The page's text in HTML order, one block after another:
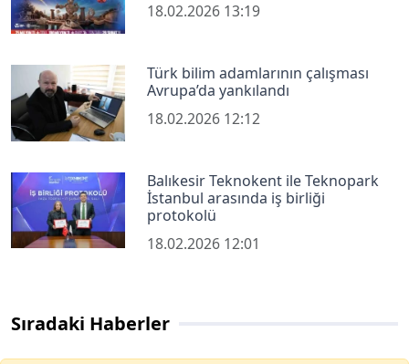
18.02.2026 13:19
Türk bilim adamlarının çalışması
Avrupa’da yankılandı
18.02.2026 12:12
Balıkesir Teknokent ile Teknopark
İstanbul arasında iş birliği
protokolü
18.02.2026 12:01
Sıradaki Haberler